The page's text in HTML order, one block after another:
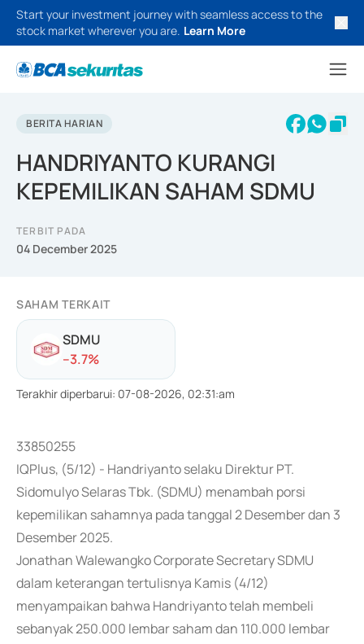
Start your investment journey with seamless access to the
stock market wherever you are. Learn More
BERITA HARIAN
HANDRIYANTO KURANGI
KEPEMILIKAN SAHAM SDMU
TERBIT PADA
04 December 2025
SAHAM TERKAIT
SDMU
--3.7%
Terakhir diperbarui: 07-08-2026, 02:31:am
33850255
IQPlus, (5/12) - Handriyanto selaku Direktur PT.
Sidomulyo Selaras Tbk. (SDMU) menambah porsi
kepemilikan sahamnya pada tanggal 2 Desember dan 3
Desember 2025.
Jonathan Walewangko Corporate Secretary SDMU
dalam keterangan tertulisnya Kamis (4/12)
menyampaikan bahwa Handriyanto telah membeli
sebanyak 250.000 lembar saham dan 110.000 lembar